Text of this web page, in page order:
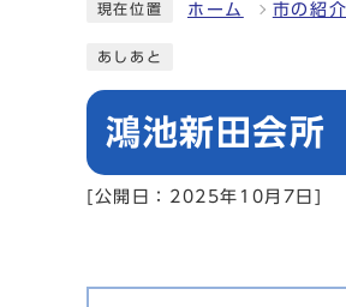
現在位置 ホーム 市の紹
あしあと
鴻池新田会所
[公開日：2025年10月7日]